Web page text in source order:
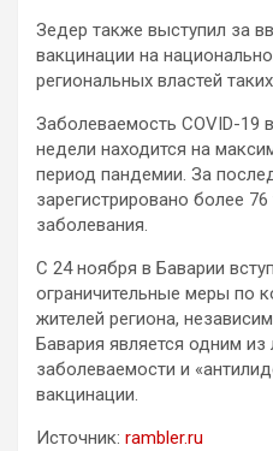
Зедер также выступил за
вакцинации на
региональных властей
Заболеваемость COVID-19
недели находится на
период пандемии. За
зарегистрировано более
заболевания.
С 24 ноября в Баварии
ограничительные меры по
жителей региона,
Бавария является одним
заболеваемости и
вакцинации.
Источник: rambler.ru